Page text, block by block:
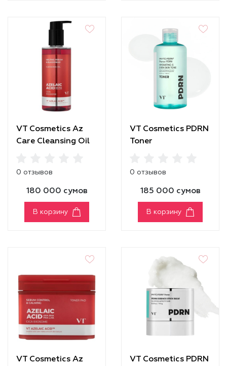
VT Cosmetics Az
Care Cleansing Oil
0 отзывов
180 000 сумов
В корзину
VT Cosmetics PDRN
Toner
0 отзывов
185 000 сумов
В корзину
VT Cosmetics Az VT Cosmetics PDRN